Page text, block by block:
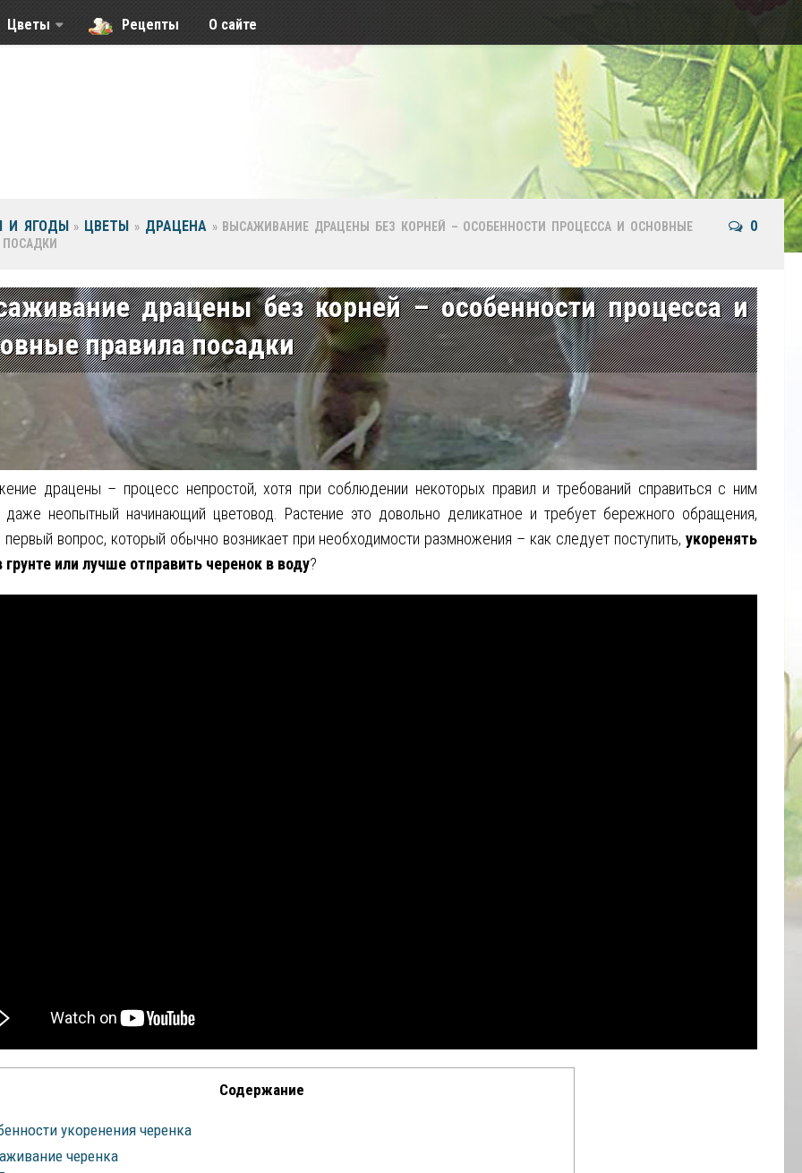
Цветы Рецепты О сайте
И ЯГОДЫ » ЦВЕТЫ » ДРАЦЕНА » ВЫСАЖИВАНИЕ ДРАЦЕНЫ БЕЗ КОРНЕЙ – ОСОБЕННОСТИ ПРОЦЕССА И ОСНОВНЫЕ
ПОСАДКИ
0
драцены без корней – особенности процесса и
правила посадки
драцены – процесс непростой, хотя при соблюдении некоторых правил и требований справиться с ним
неопытный начинающий цветовод. Растение это довольно деликатное и требует бережного обращения,
первый вопрос, который обычно возникает при необходимости размножения – как следует поступить, укоренять
грунте или лучше отправить черенок в воду?
Содержание
укоренения черенка
черенка